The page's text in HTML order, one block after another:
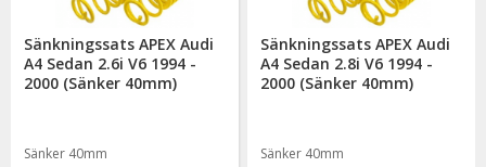
Sänkningssats APEX Audi
A4 Sedan 2.6i V6 1994 -
2000 (Sänker 40mm)
Sänker 40mm
Sänkningssats APEX Audi
A4 Sedan 2.8i V6 1994 -
2000 (Sänker 40mm)
Sänker 40mm